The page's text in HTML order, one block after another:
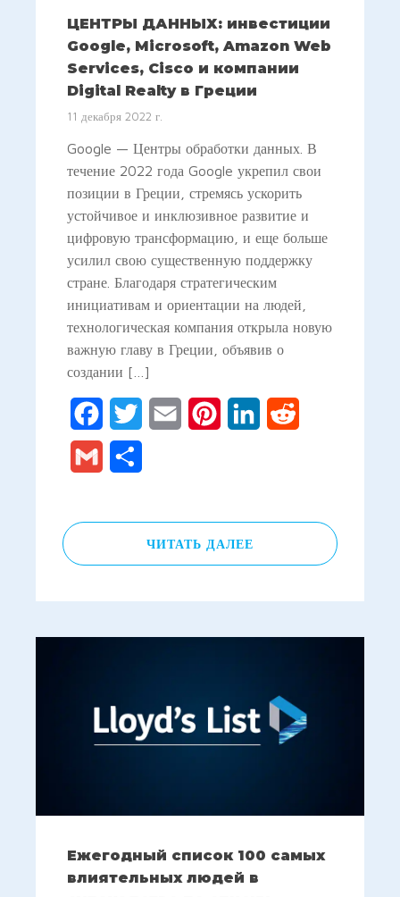
ЦЕНТРЫ ДАННЫХ: инвестиции
Google, Microsoft, Amazon Web
Services, Cisco и компании
Digital Realty в Греции
11 декабря 2022 г.
Google — Центры обработки данных. В
течение 2022 года Google укрепил свои
позиции в Греции, стремясь ускорить
устойчивое и инклюзивное развитие и
цифровую трансформацию, и еще больше
усилил свою существенную поддержку
стране. Благодаря стратегическим
инициативам и ориентации на людей,
технологическая компания открыла новую
важную главу в Греции, объявив о
создании […]
FacebookTwitter Email PinterestLinkedIn
Gmail
ЧИТАТЬ ДАЛЕЕ
Ежегодный список 100 самых
влиятельных людей в